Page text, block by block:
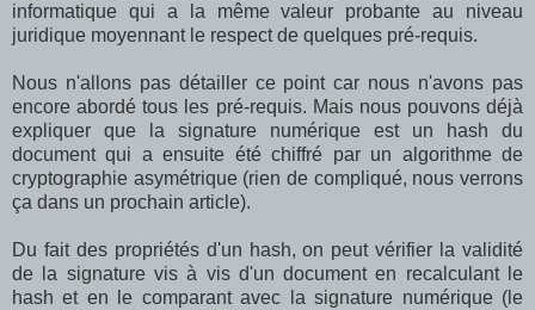
informatique qui a la même valeur probante au niveau
juridique moyennant le respect de quelques pré-requis.
Nous n'allons pas détailler ce point car nous n'avons pas
encore abordé tous les pré-requis. Mais nous pouvons déjà
expliquer que la signature numérique est un hash du
document qui a ensuite été chiffré par un algorithme de
cryptographie asymétrique (rien de compliqué, nous verrons
ça dans un prochain article).
Du fait des propriétés d'un hash, on peut vérifier la validité
de la signature vis à vis d'un document en recalculant le
hash et en le comparant avec la signature numérique (le